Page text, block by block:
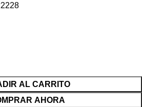
AL CARRITO
AHORA